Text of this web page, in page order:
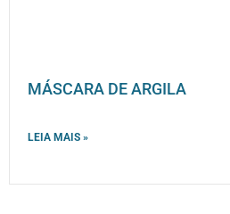
MÁSCARA DE ARGILA
LEIA MAIS »